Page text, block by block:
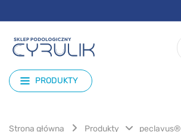
PRODUKTY
Strona główna Produkty peclavus®